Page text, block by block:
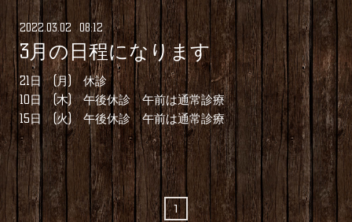
2022 03.02 08:12
3月の日程になります
21日 (月) 休診
10日 (木) 午後休診 午前は通常診療
15日 (火) 午後休診 午前は通常診療
1